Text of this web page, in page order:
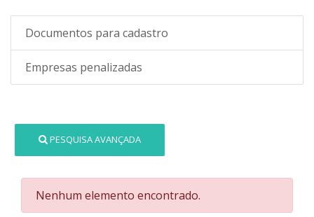
Documentos para cadastro
Empresas penalizadas
PESQUISA AVANÇADA
Nenhum elemento encontrado.